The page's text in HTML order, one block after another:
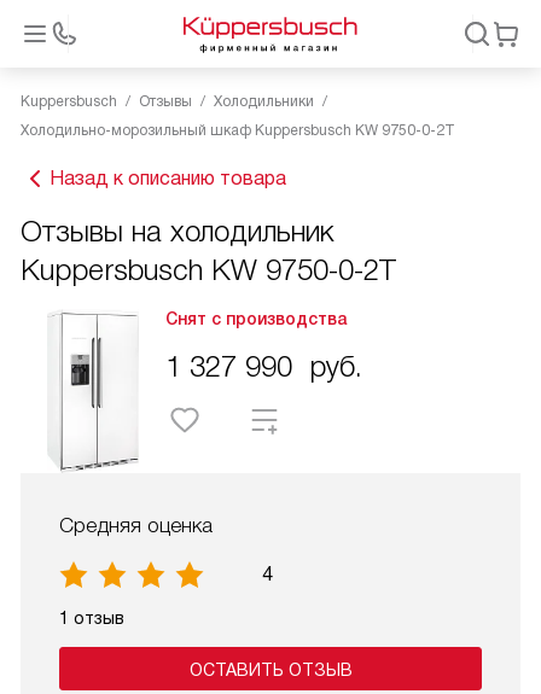
Kuppersbusch Отзывы
Холодильники
Холодильно-морозильный шкаф Kuppersbusch KW 9750-0-2T
Назад к описанию товара
Отзывы на холодильник
Kuppersbusch KW 9750-0-2T
Снят с производства
1 327 990 руб.
Средняя оценка
4
1 отзыв
ОСТАВИТЬ ОТЗЫВ